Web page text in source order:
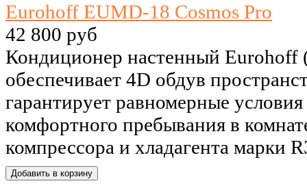
Eurohoff EUMD-18 Cosmos Pro
42 800 руб
Кондиционер настенный
обеспечивает 4D обдув
гарантирует равномерные
комфортного пребывания в
компрессора и хладагента марки